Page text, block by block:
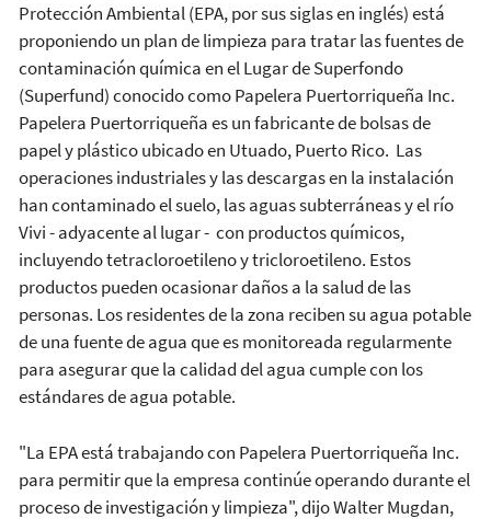
Protección Ambiental (EPA, por sus siglas en inglés) está
proponiendo un plan de limpieza para tratar las fuentes de
contaminación química en el Lugar de Superfondo
(Superfund) conocido como Papelera Puertorriqueña Inc.
Papelera Puertorriqueña es un fabricante de bolsas de
papel y plástico ubicado en Utuado, Puerto Rico. Las
operaciones industriales y las descargas en la instalación
han contaminado el suelo, las aguas subterráneas y el río
Vivi - adyacente al lugar - con productos químicos,
incluyendo tetracloroetileno y tricloroetileno. Estos
productos pueden ocasionar daños a la salud de las
personas. Los residentes de la zona reciben su agua potable
de una fuente de agua que es monitoreada regularmente
para asegurar que la calidad del agua cumple con los
estándares de agua potable.
"La EPA está trabajando con Papelera Puertorriqueña Inc.
para permitir que la empresa continúe operando durante el
proceso de investigación y limpieza", dijo Walter Mugdan,